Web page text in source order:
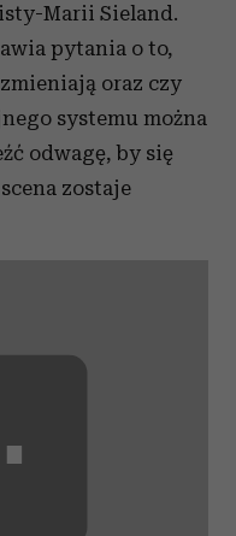
Marii Sieland.
pytania o to,
oraz czy
systemu można
odwagę, by się
zostaje